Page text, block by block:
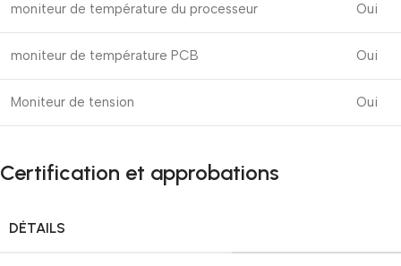
moniteur de température du processeur Oui
moniteur de température PCB Oui
Moniteur de tension Oui
Certification et approbations
DÉTAILS